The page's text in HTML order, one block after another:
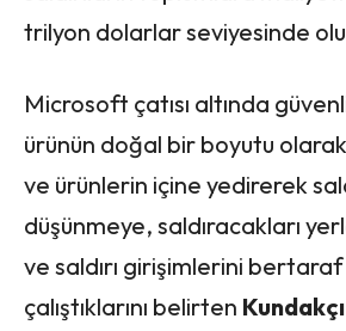
trilyon dolarlar seviyesinde
Microsoft çatısı altında
ürünün doğal bir boyutu
ve ürünlerin içine yedirerek
düşünmeye, saldıracakları
ve saldırı girişimlerini
çalıştıklarını belirten Kundakçı